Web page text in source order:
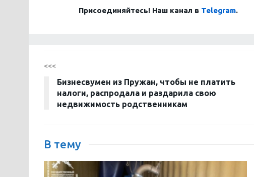
Присоединяйтесь! Наш канал в Telegram.
<<<
Бизнесвумен из Пружан, чтобы не платить
налоги, распродала и раздарила свою
недвижимость родственникам
В тему